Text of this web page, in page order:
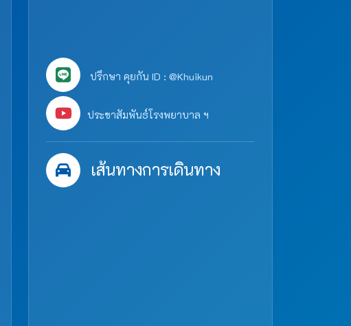
ปรึกษา คุยกัน ID : @Khuikun
ประชาสัมพันธ์โรงพยาบาล ฯ
เส้นทางการเดินทาง